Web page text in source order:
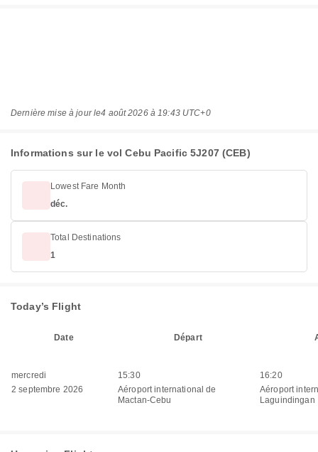
Dernière mise à jour le4 août 2026 à 19:43 UTC+0
Informations sur le vol Cebu Pacific 5J207 (CEB)
Lowest Fare Month
déc.
Total Destinations
1
Today’s Flight
Date Départ
mercredi
2 septembre 2026
15:30
Aéroport international de
Mactan-Cebu
16:20
Aéroport
Laguindingan